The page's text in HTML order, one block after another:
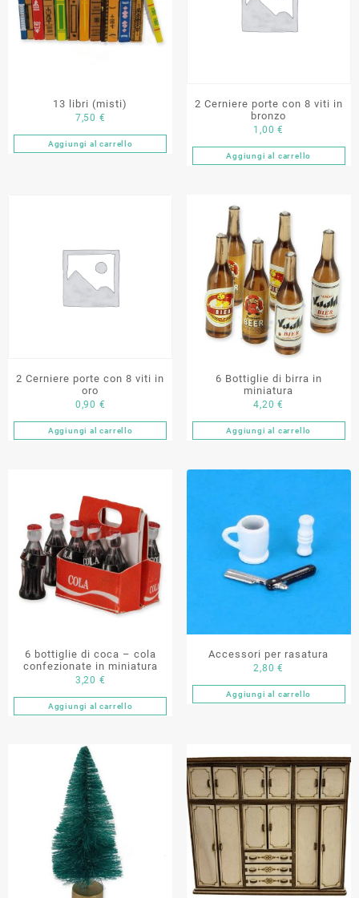
13 libri (misti)
7,50 €
Aggiungi al carrello
2 Cerniere porte con 8 viti in
bronzo
1,00€
Aggiungi al carrello
2 Cerniere porte con 8 viti in
oro
0,90 €
Aggiungi al carrello
6 Bottiglie di birra in
miniatura
4,20€
Aggiungi al carrello
6 bottiglie di coca – cola
confezionate in miniatura
3,20 €
Aggiungi al carrello
Accessori per rasatura
2,80€
Aggiungi al carrello